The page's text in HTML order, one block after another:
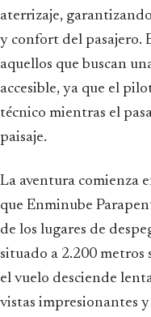
aterrizaje,
y confort del pasajero.
aquellos que buscan
accesible, ya que el
técnico mientras el
paisaje.
La aventura comienza
que Enminube
de los lugares de
situado a 2.200 metros
el vuelo desciende
vistas impresionantes